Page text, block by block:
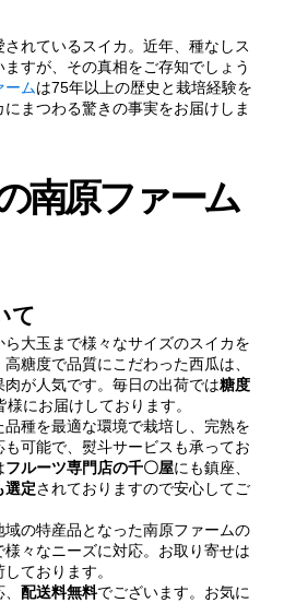
れているスイカ。近年、種なしス
すが、その真相をご存知でしょう
ームは75年以上の歴史と栽培経験を
まつわる驚きの事実をお届けしま
南原ファーム
て
大玉まで様々なサイズのスイカを
糖度で品質にこだわった西瓜は、
が人気です。毎日の出荷では糖度
にお届けしております。
種を最適な環境で栽培し、完熟を
可能で、熨斗サービスも承ってお
フルーツ専門店の千〇屋にも鎮座、
選定されておりますので安心してご
の特産品となった南原ファームの
々なニーズに対応。お取り寄せは
ております。
配送料無料でございます。お気に